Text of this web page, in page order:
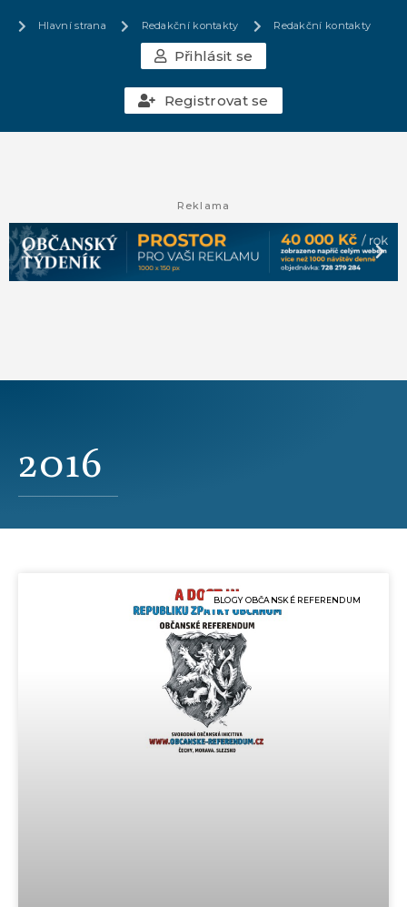
Hlavní strana Redakční kontakty Redakční kontakty
Přihlásit se
Registrovat se
Reklama
2016
BLOGY OBČANSKÉ REFERENDUM